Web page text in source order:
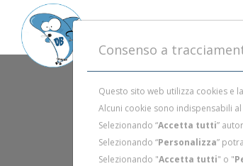
Consenso a
Questo sito web utilizza cookies e
Alcuni cookie sono indispensabili
Selezionando “Accetta tutti”
Selezionando “Personalizza”
Selezionando "Accetta tutti" o "